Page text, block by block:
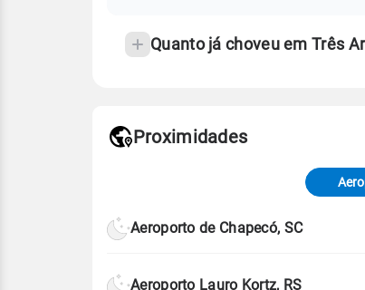
temperatura
Quanto já choveu em Três
de Tempo e Estudos
Proximidades
Aeroporto de Chapecó, SC
Aeroporto Lauro Kortz, RS